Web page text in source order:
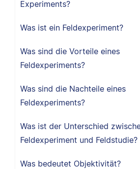
Experiments?
Was ist ein Feldexperiment?
Was sind die Vorteile eines
Feldexperiments?
Was sind die Nachteile eines
Feldexperiments?
Was ist der Unterschied
Feldexperiment und Feldstudie?
Was bedeutet Objektivität?